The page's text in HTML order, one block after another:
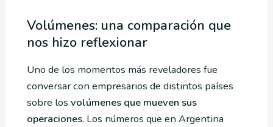
Volúmenes: una comparación que
nos hizo reflexionar
Uno de los momentos más reveladores fue
conversar con empresarios de distintos países
sobre los volúmenes que mueven sus
operaciones. Los números que en Argentina